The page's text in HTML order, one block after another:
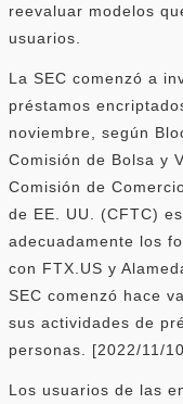
reevaluar modelos
usuarios.
La SEC comenzó a
préstamos
noviembre, según
Comisión de Bolsa y
Comisión de
de EE. UU. (CFTC)
adecuadamente los
con FTX.US y
SEC comenzó hace
sus actividades de
personas. [2022/11/
Los usuarios de las